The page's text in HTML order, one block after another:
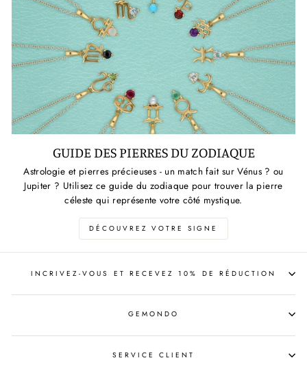
GUIDE DES PIERRES DU ZODIAQUE
Astrologie et pierres précieuses - un match fait sur Vénus ? ou
Jupiter ? Utilisez ce guide du zodiaque pour trouver la pierre
céleste qui représente votre côté mystique.
DÉCOUVREZ VOTRE SIGNE
INCRIVEZ-VOUS ET RECEVEZ 10% DE RÉDUCTION
GEMONDO
SERVICE CLIENT